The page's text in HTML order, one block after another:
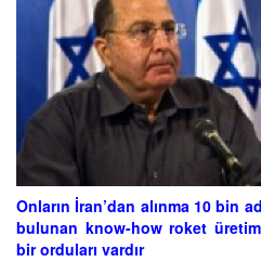
Onların İran’dan alınma 10 bin
bulunan know-how roket
bir orduları vardır